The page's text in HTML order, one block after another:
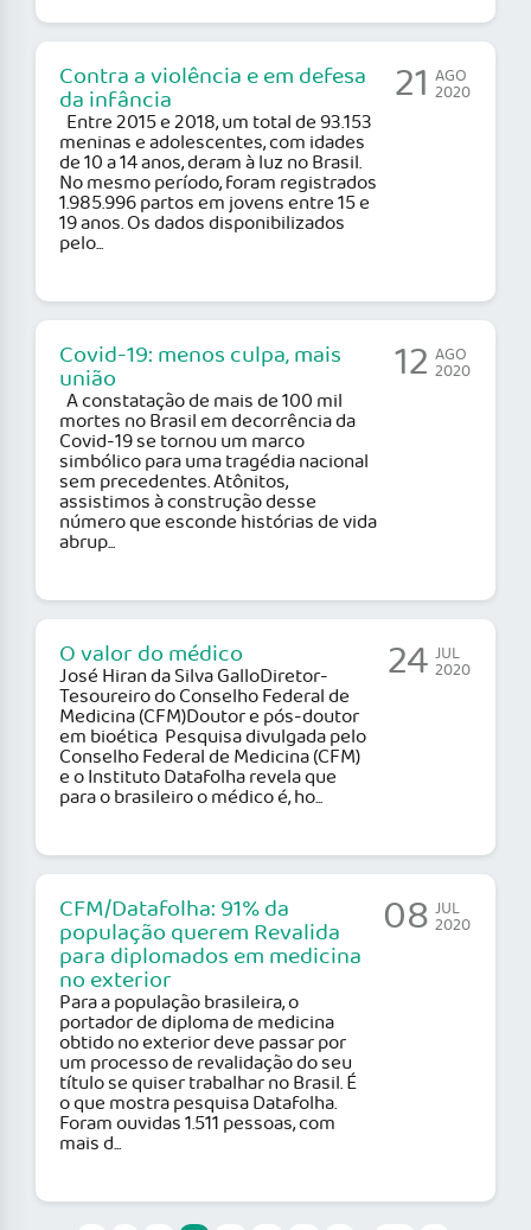
Contra a violência e em defesa
da infância
Entre 2015 e 2018, um total de 93.153
meninas e adolescentes, com idades
de 10 a 14 anos, deram à luz no Brasil.
No mesmo período, foram registrados
1.985.996 partos em jovens entre 15 e
19 anos. Os dados disponibilizados
pelo...
21 AGO
2020
Covid-19: menos culpa, mais
união
A constatação de mais de 100 mil
mortes no Brasil em decorrência da
Covid-19 se tornou um marco
simbólico para uma tragédia nacional
sem precedentes. Atônitos,
assistimos à construção desse
número que esconde histórias de vida
abrup...
12 AGO
2020
O valor do médico
José Hiran da Silva GalloDiretor-
Tesoureiro do Conselho Federal de
Medicina (CFM)Doutor e pós-doutor
em bioética Pesquisa divulgada pelo
Conselho Federal de Medicina (CFM)
e o Instituto Datafolha revela que
para o brasileiro o médico é, ho...
24 JUL
2020
CFM/Datafolha: 91% da
população querem Revalida
para diplomados em medicina
no exterior
Para a população brasileira, o
portador de diploma de medicina
obtido no exterior deve passar por
um processo de revalidação do seu
título se quiser trabalhar no Brasil. É
o que mostra pesquisa Datafolha.
Foram ouvidas 1.511 pessoas, com
mais d...
08 JUL
2020